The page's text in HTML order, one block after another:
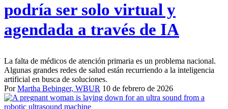
podría ser solo virtual y
agendada a través de IA
La falta de médicos de atención primaria es un problema nacional.
Algunas grandes redes de salud están recurriendo a la inteligencia
artificial en busca de soluciones.
PorMartha Bebinger, WBUR 10 de febrero de 2026